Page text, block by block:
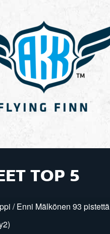
TOP 5
/ Enni Mälkönen 93 pistettä